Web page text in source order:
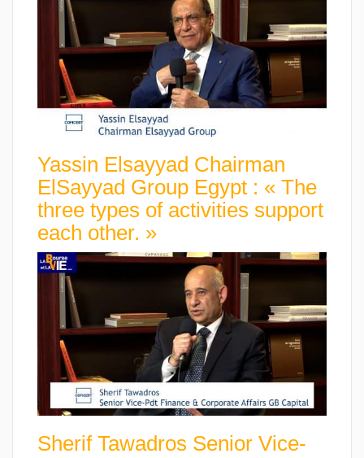
Yassin Elsayyad Chairman
ElSayyad Group Egypt : « The
three types of activities support
each other. »
Sherif Tawadros Senior Vice-